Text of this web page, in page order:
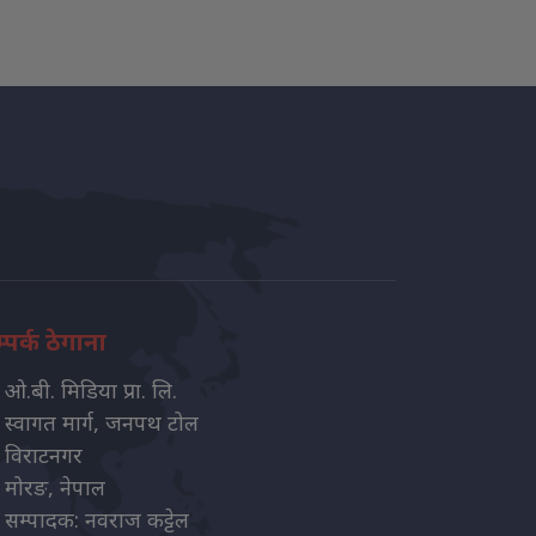
ठेगाना
ओ.बी. मिडिया प्रा. लि.
स्वागत मार्ग, जनपथ टोल
विराटनगर
मोरङ, नेपाल
सम्पादक: नवराज कट्टेल